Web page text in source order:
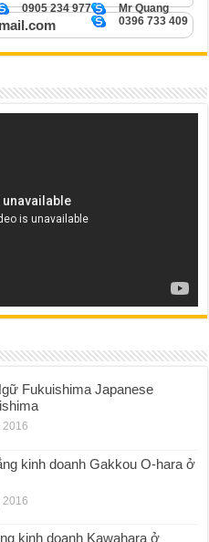
Mr Quang
0905 234 977
0396 733 409
Fukuishima Japanese
2016
kinh doanh Gakkou O-hara ở
2016
kinh doanh Kawahara ở